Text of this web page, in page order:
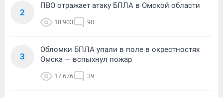
2
ПВО отражает атаку БПЛА в Омской области
18 903 90
3
Обломки БПЛА упали в поле в окрестностях
Омска — вспыхнул пожар
17 676 39